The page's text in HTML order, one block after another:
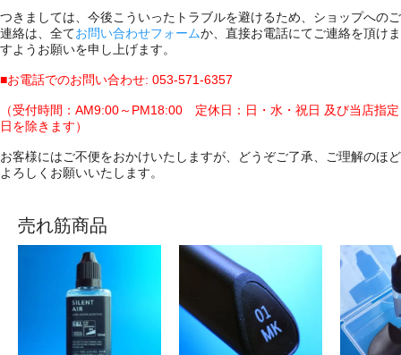
つきましては、今後こういったトラブルを避けるため、ショップへのご
連絡は、全てお問い合わせフォームか、直接お電話にてご連絡を頂けま
すようお願いを申し上げます。
■お電話でのお問い合わせ: 053-571-6357
（受付時間：AM9:00～PM18:00 定休日：日・水・祝日 及び当店指定
日を除きます）
お客様にはご不便をおかけいたしますが、どうぞご了承、ご理解のほど
よろしくお願いいたします。
売れ筋商品